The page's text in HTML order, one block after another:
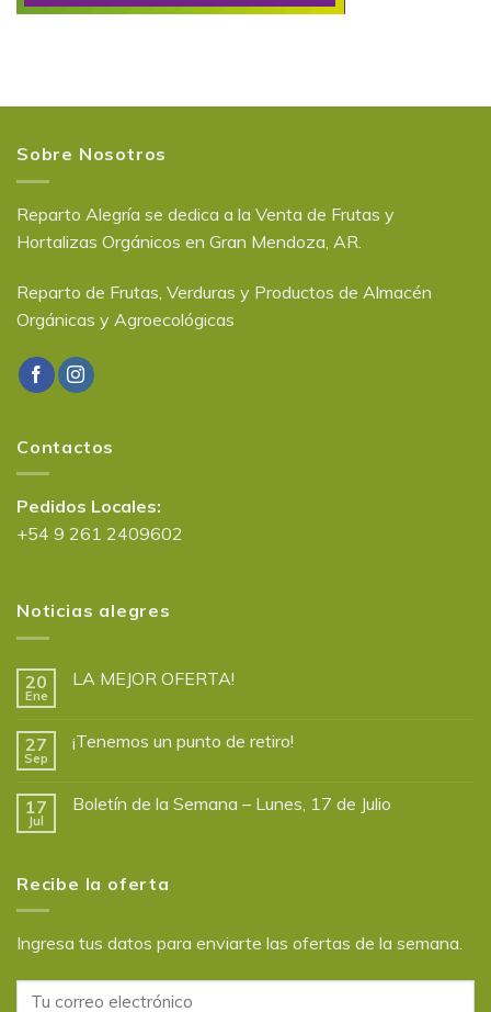
Sobre Nosotros
Reparto Alegría se dedica a la Venta de Frutas y
Hortalizas Orgánicos en Gran Mendoza, AR.
Reparto de Frutas, Verduras y Productos de Almacén
Orgánicas y Agroecológicas
Contactos
Pedidos Locales:
+54 9 261 2409602
Noticias alegres
20
Ene
LA MEJOR OFERTA!
27
Sep
¡Tenemos un punto de retiro!
17
Jul
Boletín de la Semana – Lunes, 17 de Julio
Recibe la oferta
Ingresa tus datos para enviarte las ofertas de la semana.